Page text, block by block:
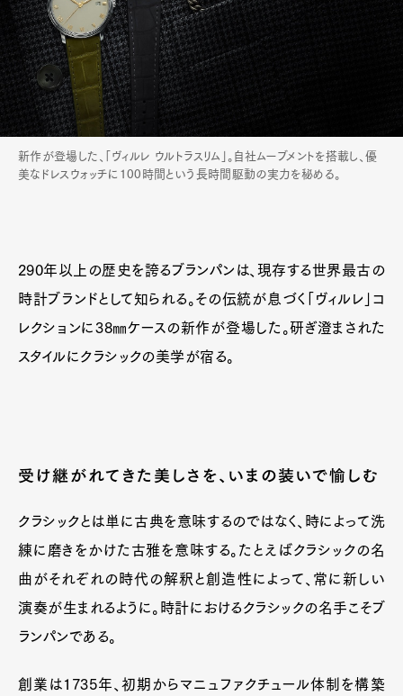
新作が登場した、「ヴィルレ ウルトラスリム」。自社ムーブメントを搭載し、優
美なドレスウォッチに100時間という長時間駆動の実力を秘める。
290年以上の歴史を誇るブランパンは、現存する世界最古の
時計ブランドとして知られる。その伝統が息づく「ヴィルレ」コ
レクションに38㎜ケースの新作が登場した。研ぎ澄まされた
スタイルにクラシックの美学が宿る。
受け継がれてきた美しさを、いまの装いで愉しむ
クラシックとは単に古典を意味するのではなく、時によって洗
練に磨きをかけた古雅を意味する。たとえばクラシックの名
曲がそれぞれの時代の解釈と創造性によって、常に新しい
演奏が生まれるように。時計におけるクラシックの名手こそブ
ランパンである。
創業は1735年、初期からマニュファクチュール体制を構築